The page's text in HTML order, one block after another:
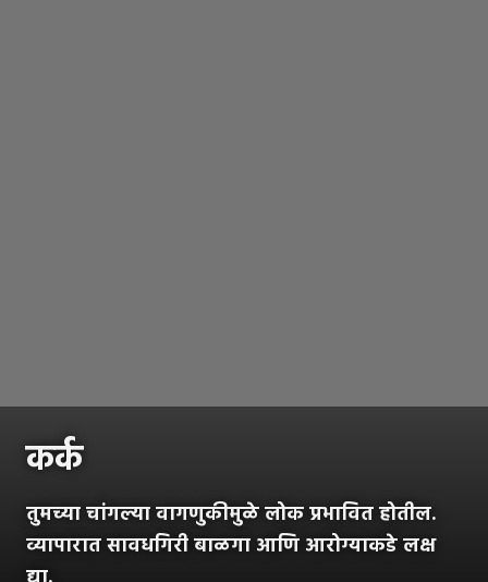
कर्क
तुमच्या चांगल्या वागणुकीमुळे लोक प्रभावित होतील.
व्यापारात सावधगिरी बाळगा आणि आरोग्याकडे लक्ष